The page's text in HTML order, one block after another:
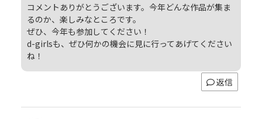
コメントありがとうございます。今年どんな作品が集ま
るのか、楽しみなところです。
ぜひ、今年も参加してください！
d-girlsも、ぜひ何かの機会に見に行ってあげてください
ね！
返信